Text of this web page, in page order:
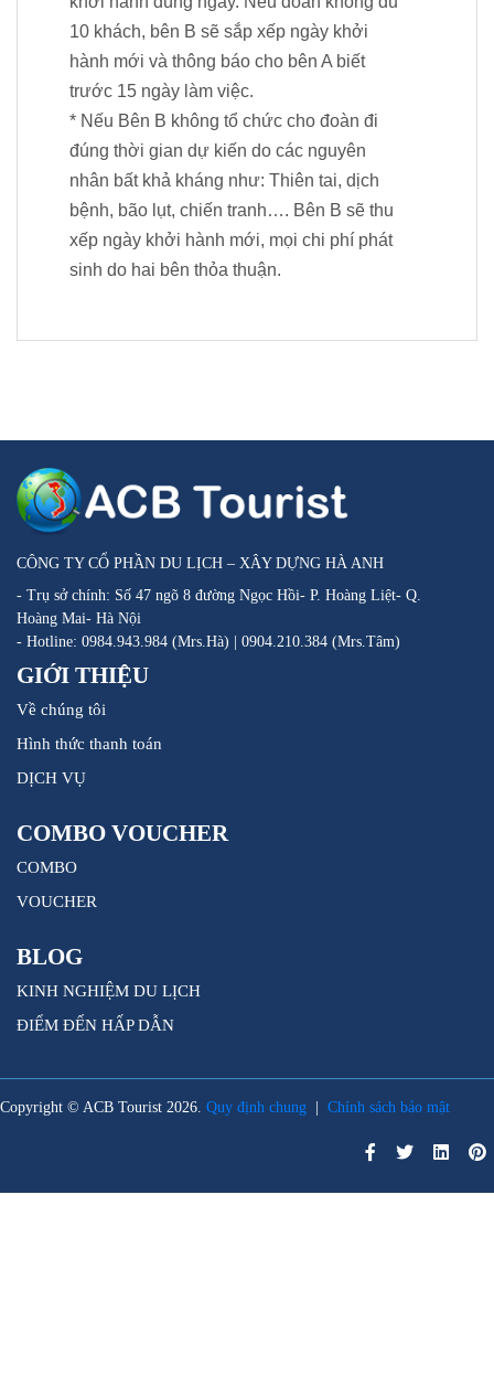
10 khách, bên B sẽ sắp xếp ngày khởi
hành mới và thông báo cho bên A biết
trước 15 ngày làm việc.
* Nếu Bên B không tổ chức cho đoàn đi
đúng thời gian dự kiến do các nguyên
nhân bất khả kháng như: Thiên tai, dịch
bệnh, bão lụt, chiến tranh…. Bên B sẽ thu
xếp ngày khởi hành mới, mọi chi phí phát
sinh do hai bên thỏa thuận.
CÔNG TY CỔ PHẦN DU LỊCH – XÂY DỰNG HÀ ANH
- Trụ sở chính: Số 47 ngõ 8 đường Ngọc Hồi- P. Hoàng Liệt- Q.
Hoàng Mai- Hà Nội
- Hotline: 0984.943.984 (Mrs.Hà) | 0904.210.384 (Mrs.Tâm)
GIỚI THIỆU
Về chúng tôi
Hình thức thanh toán
DỊCH VỤ
COMBO VOUCHER
COMBO
VOUCHER
BLOG
KINH NGHIỆM DU LỊCH
ĐIỂM ĐẾN HẤP DẪN
Copyright © ACB Tourist 2026. Quy định chung | Chính sách bảo mật